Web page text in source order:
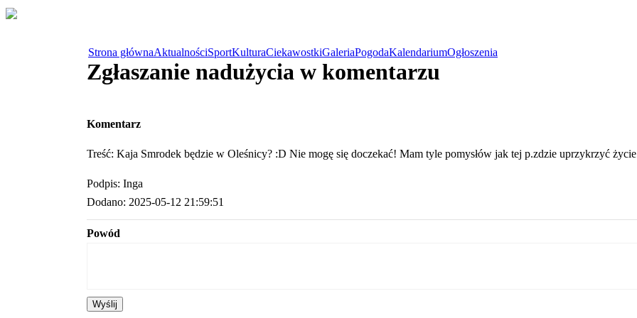
Strona głównaAktualnościSportKulturaCiekawostkiGaleriaPogodaKalendariumOgłoszenia
Zgłaszanie nadużycia w komentarzu
Komentarz
Treść: Kaja Smrodek będzie w Oleśnicy? :D Nie mogę się doczekać! Mam tyle pomysłów jak tej p.zdzie uprzykrzyć
Podpis: Inga
Dodano: 2025-05-12 21:59:51
Powód
Wyślij